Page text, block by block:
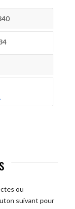
ou
suivant pour